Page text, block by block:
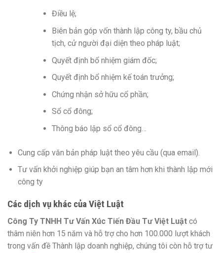
Điều lệ;
Biên bản góp vốn thành lập công ty, bầu chủ
tịch, cử người đại diện theo pháp luật;
Quyết định bổ nhiệm giám đốc;
Quyết định bổ nhiệm kế toán trưởng;
Chứng nhận sở hữu cổ phần;
Sổ cổ đông;
Thông báo lập sổ cổ đông…
Cung cấp văn bản pháp luật theo yêu cầu (qua email).
Tư vấn khởi nghiệp giúp bạn an tâm hơn khi thành lập mới
công ty
Các dịch vụ khác của Việt Luật
Công Ty TNHH Tư Vấn Xúc Tiến Đầu Tư Việt Luật có
thâm niên hơn 15 năm và hỗ trợ cho hơn 100.000 lượt khách
trong vấn đề Thành lập doanh nghiệp, chúng tôi còn hỗ trợ tư